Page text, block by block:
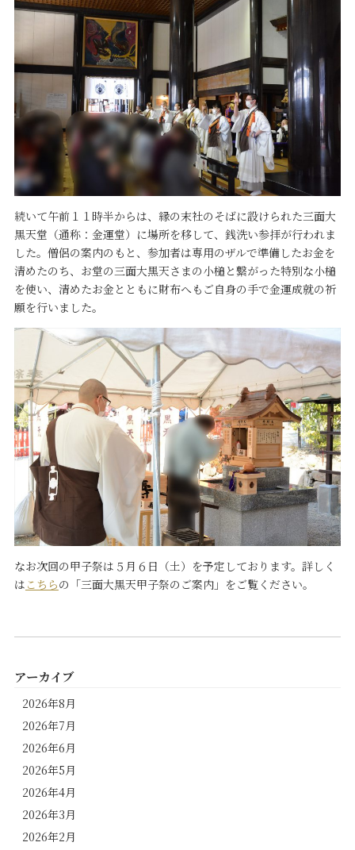
続いて午前１１時半からは、縁の末社のそばに設けられた三面大
黒天堂（通称：金運堂）に場所を移して、銭洗い参拝が行われま
した。僧侶の案内のもと、参加者は専用のザルで準備したお金を
清めたのち、お堂の三面大黒天さまの小槌と繋がった特別な小槌
を使い、清めたお金とともに財布へもご自身の手で金運成就の祈
願を行いました。
なお次回の甲子祭は５月６日（土）を予定しております。詳しく
は こちらの「三面大黒天甲子祭のご案内」をご覧ください。
アーカイブ
2026年8月
2026年7月
2026年6月
2026年5月
2026年4月
2026年3月
2026年2月